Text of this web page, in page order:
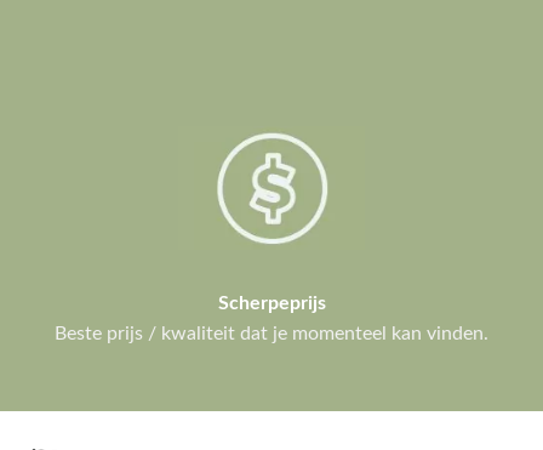
Scherpeprijs
Beste prijs / kwaliteit dat je momenteel kan vinden.